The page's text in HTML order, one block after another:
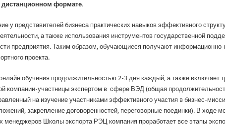
формате.
представителей бизнеса практических навыков эффективного
а также использования инструментов государственной
предприятия. Таким образом, обучающиеся получают
проекта.
обучения продолжительностью 2-3 дня каждый, а также
компании-участницы экспертом в сфере ВЭД (общая
на изучение участниками эффективного участия в бизнес-
закрепление договоренностей, переговорные поединки). В
менеджеров Школы экспорта РЭЦ компания проработает все этапы